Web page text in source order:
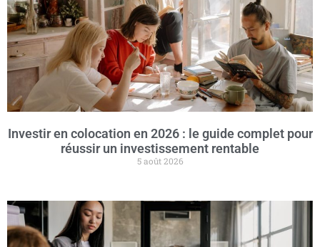
Investir en colocation en 2026 : le guide complet pour
réussir un investissement rentable
5 août 2026